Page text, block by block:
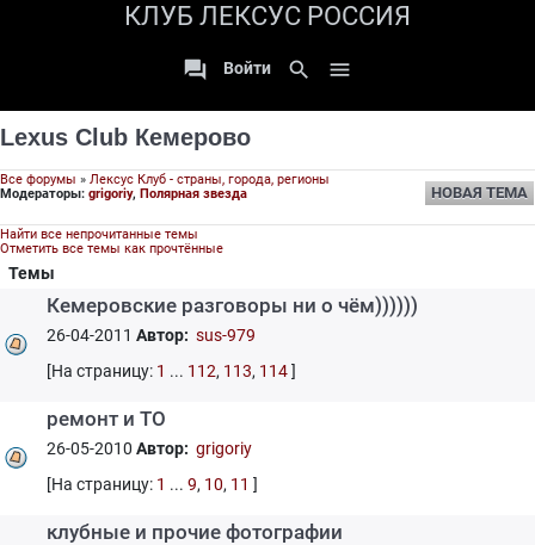
КЛУБ ЛЕКСУС РОССИЯ
 Войти search 
Lexus Club Кемерово
Все форумы » Лексус Клуб - страны, города, регионы
Модераторы: grigoriy, Полярная звезда НОВАЯ ТЕМА
Найти все непрочитанные темы
Отметить все темы как прочтённые
Темы
Кемеровские разговоры ни о чём))))))
26-04-2011 Автор: sus-979
[На страницу: 1 ... 112, 113, 114]
ремонт и ТО
26-05-2010 Автор: grigoriy
[На страницу: 1 ... 9, 10, 11 ]
клубные и прочие фотографии